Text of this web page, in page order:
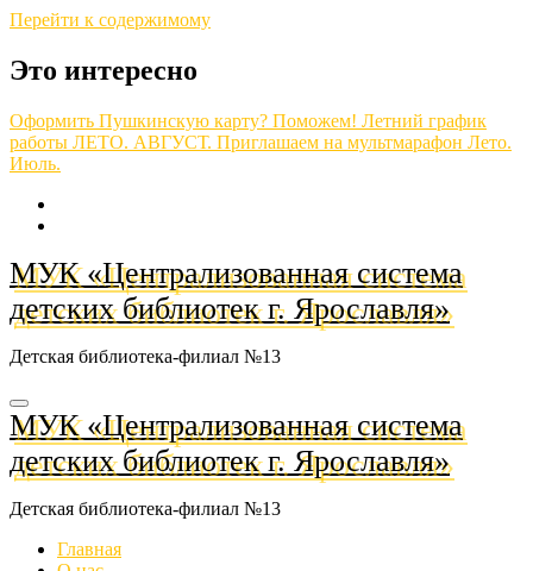
Перейти к содержимому
Это интересно
Оформить Пушкинскую карту? Поможем! Летний график
работы ЛЕТО. АВГУСТ. Приглашаем на мультмарафон Лето.
Июль.
МУК «Централизованная система
детских библиотек г. Ярославля»
Детская библиотека-филиал №13
МУК «Централизованная система
детских библиотек г. Ярославля»
Детская библиотека-филиал №13
Главная